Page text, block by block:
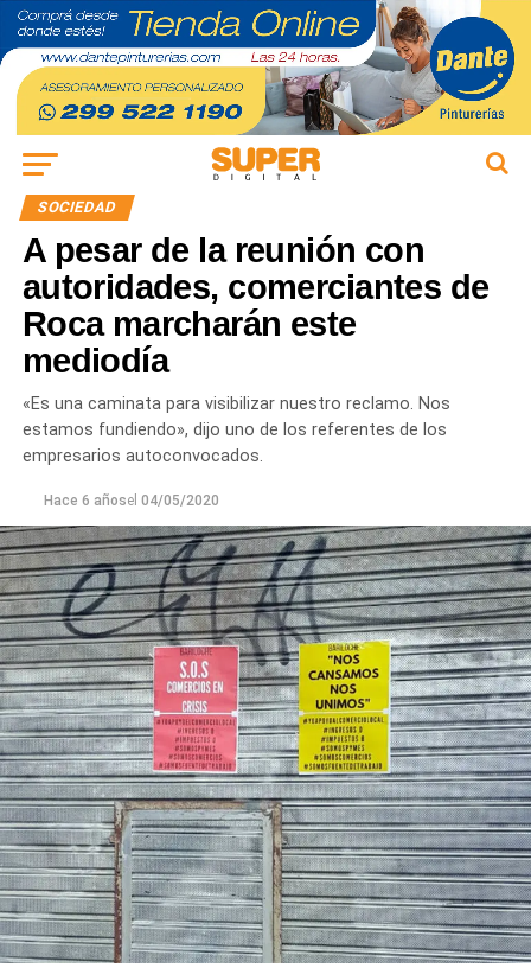
SOCIEDAD
A pesar de la reunión con
autoridades, comerciantes de
Roca marcharán este
mediodía
«Es una caminata para visibilizar nuestro reclamo. Nos
estamos fundiendo», dijo uno de los referentes de los
empresarios autoconvocados.
Hace 6 añosel 04/05/2020